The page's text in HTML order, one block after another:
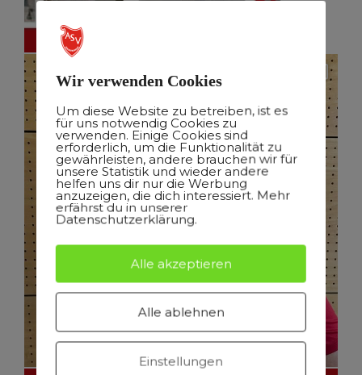
Wir verwenden Cookies
Um diese Website zu betreiben, ist es
für uns notwendig Cookies zu
verwenden. Einige Cookies sind
erforderlich, um die Funktionalität zu
gewährleisten, andere brauchen wir für
unsere Statistik und wieder andere
helfen uns dir nur die Werbung
anzuzeigen, die dich interessiert. Mehr
erfährst du in unserer
Datenschutzerklärung.
Alle akzeptieren
Alle ablehnen
Einstellungen